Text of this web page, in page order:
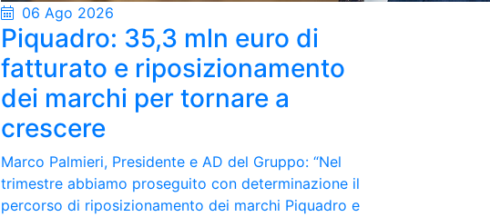
06 Ago 2026
Piquadro: 35,3 mln euro di
fatturato e riposizionamento
dei marchi per tornare a
crescere
Marco Palmieri, Presidente e AD del Gruppo: “Nel
trimestre abbiamo proseguito con determinazione il
percorso di riposizionamento dei marchi Piquadro e